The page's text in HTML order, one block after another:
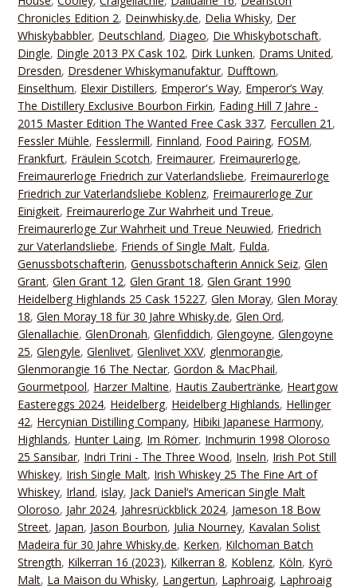
Chronicles Edition 2, Deinwhisky.de, Delia Whisky, Der
Whiskybabbler, Deutschland, Diageo, Die Whiskybotschaft,
Dingle, Dingle 2013 PX Cask 102, Dirk Lunken, Drams United,
Dresden, Dresdener Whiskymanufaktur, Dufftown,
Einselthum, Elexir Distillers, Emperor's Way, Emperor’s Way
The Distillery Exclusive Bourbon Firkin, Fading Hill 7 Jahre -
2015 Master Edition The Wanted Free Cask 337, Fercullen 21 ,
Fessler Mühle, Fesslermill, Finnland, Food Pairing, FOSM,
Frankfurt, Fräulein Scotch, Freimaurer, Freimaurerloge,
Freimaurerloge Friedrich zur Vaterlandsliebe, Freimaurerloge
Friedrich zur Vaterlandsliebe Koblenz, Freimaurerloge Zur
Einigkeit, Freimaurerloge Zur Wahrheit und Treue,
Freimaurerloge Zur Wahrheit und Treue Neuwied, Friedrich
zur Vaterlandsliebe, Friends of Single Malt, Fulda,
Genussbotschafterin,Genussbotschafterin Annick Seiz,Glen
Grant,Glen Grant 12,Glen Grant 18,Glen Grant 1990
Heidelberg Highlands 25 Cask 15227,Glen Moray,Glen Moray
18,Glen Moray 18 für 30 Jahre Whisky.de,Glen Ord,
Glenallachie,GlenDronah,Glenfiddich,Glengoyne,Glengoyne
25,Glengyle,Glenlivet,Glenlivet XXV, glenmorangie,
Glenmorangie 16 The Nectar,Gordon & MacPhail,
Gourmetpool, Harzer Maltine, Hautis Zaubertränke, Heartgow
Eastereggs 2024, Heidelberg, Heidelberg Highlands, Hellinger
42, Hercynian Distilling Company, Hibiki Japanese Harmony,
Highlands, Hunter Laing, Im Römer, Inchmurin 1998 Oloroso
25 Sansibar, Indri Trini - The Three Wood, Inseln, Irish Pot Still
Whiskey, Irish Single Malt, Irish Whiskey 25 The Fine Art of
Whiskey, Irland,islay, Jack Daniel‘s American Single Malt
Oloroso, Jahr 2024, Jahresrückblick 2024, Jameson 18 Bow
Street, Japan, Jason Bourbon, Julia Nourney, Kavalan Solist
Madeira für 30 Jahre Whisky.de, Kerken, Kilchoman Batch
Strength, Kilkerran 16 (2023), Kilkerran 8, Koblenz, Köln, Kyrö
Malt, La Maison du Whisky, Langertun, Laphroaig, Laphroaig